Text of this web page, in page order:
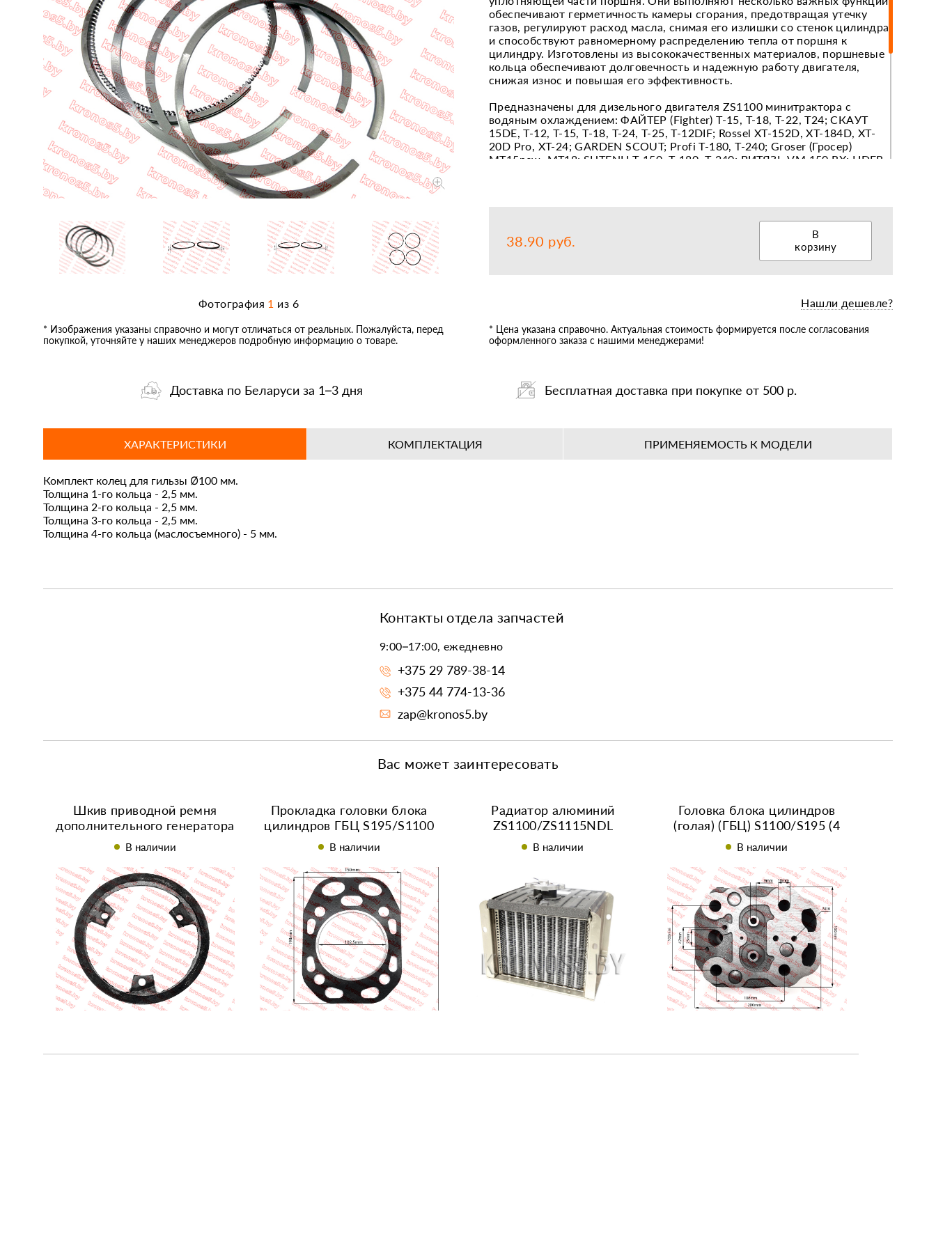
Запчасти Прочее
Шины, камеры, диски, колёса
Фотография 1 из 6
* Изображения указаны справочно и могут отличаться от реальных. Пожалуйста, перед
покупкой, уточняйте у наших менеджеров подробную информацию о товаре.
обеспечивают герметичность камеры сгорания, предотвращая утечку
газов, регулируют расход масла, снимая его излишки со стенок цилиндра,
и способствуют равномерному распределению тепла от поршня к
цилиндру. Изготовлены из высококачественных материалов, поршневые
кольца обеспечивают долговечность и надежную работу двигателя,
снижая износ и повышая его эффективность.
Предназначены для дизельного двигателя ZS1100 минитрактора с
водяным охлаждением: ФАЙТЕР (Fighter) Т-15, Т-18, Т-22, Т24; СКАУТ
15DЕ, Т-12, Т-15, Т-18, Т-24, Т-25, T-12DIF; Rossel XT-152D, XT-184D, XT-
20D Pro, XT-24; GАRDЕN SСОUТ; Profi T-180, Т-240; Groser (Гросер)
MT15new, МТ18; SНТЕNLI Т-150, Т-180, Т-240; ВИТЯЗЬ VМ 150 RХ; LIDЕR
RХI, RD150NT; ТАТА ТТ-150 RХ, Т-18; СТАВМАШ 15DЕ, Т-15, Т-18;
СТАВРОПОЛЕЦ Т-18, Т-12, 130, 160; FОRТЕ МТ-181-LТ, Т-151ЕL,
МТ-161GТ, Т 121ЕL НТ; РУСТРАК Р-18, Р-21; СИЛАЧ 119, СИЛАЧ М-15;
САТМАNN XD150, XD-150 eco line, T-18 EVO, Т-150, Т-160; CATMANN MT-
Толщина 2-го кольца - 2,5 мм.
Толщина 3-го кольца - 2,5 мм.
Габаритный размеры Д*Ш*В - 105*105*13 мм.
38.90 руб.
В
корзину
Нашли дешевле?
* Цена указана справочно. Актуальная стоимость формируется после согласования
оформленного заказа с нашими менеджерами!
Доставка по Беларуси за 1–3 дня Бесплатная доставка при покупке от 500 р.
ХАРАКТЕРИСТИКИ КОМПЛЕКТАЦИЯ ПРИМЕНЯЕМОСТЬ К МОДЕЛИ
Комплект колец для гильзы Ø100 мм.
Толщина 1-го кольца - 2,5 мм.
Толщина 2-го кольца - 2,5 мм.
Толщина 3-го кольца - 2,5 мм.
Толщина 4-го кольца (маслосъемного) - 5 мм.
Контакты отдела запчастей
9:00–17:00, ежедневно
+375 29 789-38-14
+375 44 774-13-36
zap@kronos5.by
Вас может заинтересовать
Шкив приводной ремня
дополнительного генератора
ZS1100/ZS1115NDL
В наличии
Прокладка головки блока
цилиндров ГБЦ S195/S1100
102,5 мм
В наличии
Радиатор алюминий
ZS1100/ZS1115NDL
В наличии
Головка блока цилиндров
(голая) (ГБЦ) S1100/S195 (4
шпильки) под тупую
форсунку
В наличии